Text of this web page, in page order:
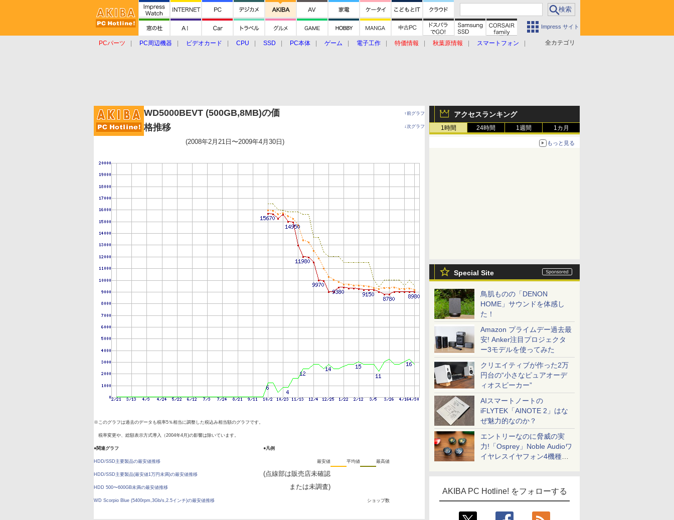
Impress サイト
全カテゴリ
PCパーツ PC周辺機器 ビデオカード CPU SSD PC本体 ゲーム 電子工作 特価情報 秋葉原情報
スマートフォン
アクセスランキング
1時間 24時間 1週間 1カ月
もっと見る
Special Site
鳥肌ものの「DENON
HOME」サウンドを体感し
た！
Amazon プライムデー過去最
安! Anker注目プロジェクタ
ー3モデルを使ってみた
クリエイティブが作った2万
円台の“小さなピュアオーデ
ィオスピーカー”
AIスマートノートの
iFLYTEK「AINOTE 2」はな
ぜ魅力的なのか？
エントリーなのに脅威の実
力!「Osprey」Noble Audioワ
イヤレスイヤフォン4機種を
AKIBA PC Hotline! をフォローする
WD5000BEVT (500GB,8MB)の価
格推移
↑前グラフ
↓次グラフ
(2008年2月21日〜2009年4月30日)
※このグラフは過去のデータも税率5％相当に調整した税込み相当額のグラフです。
税率変更や、総額表示方式導入（2004年4月)の影響は除いています。
●関連グラフ
HDD/SSD主要製品の最安値推移
HDD/SSD主要製品(最安値1万円未満)の最安値推移
HDD 500〜600GB未満の最安値推移
WD Scorpio Blue (5400rpm,3Gb/s,2.5インチ)の最安値推移
●凡例
最安値
(点線部は販売店未確認
または未調査)
平均値 最高値
ショップ数